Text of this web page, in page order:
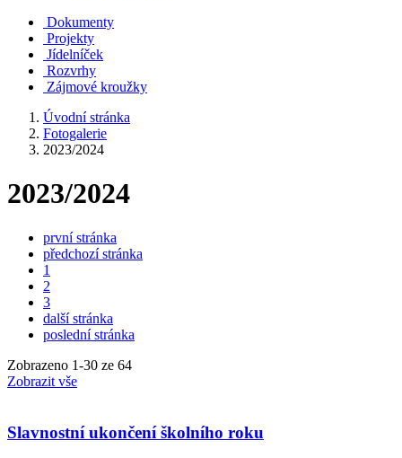
Dokumenty
Projekty
Jídelníček
Rozvrhy
Zájmové kroužky
Úvodní stránka
Fotogalerie
2023/2024
2023/2024
první stránka
předchozí stránka
1
2
3
další stránka
poslední stránka
Zobrazeno 1-30 ze 64
Zobrazit vše
Slavnostní ukončení školního roku